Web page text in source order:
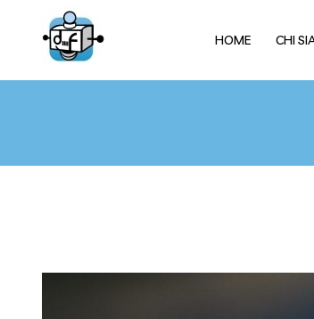
HOME CHI